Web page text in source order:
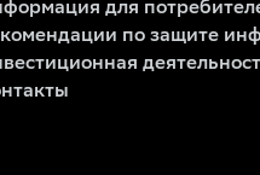
для
по защите